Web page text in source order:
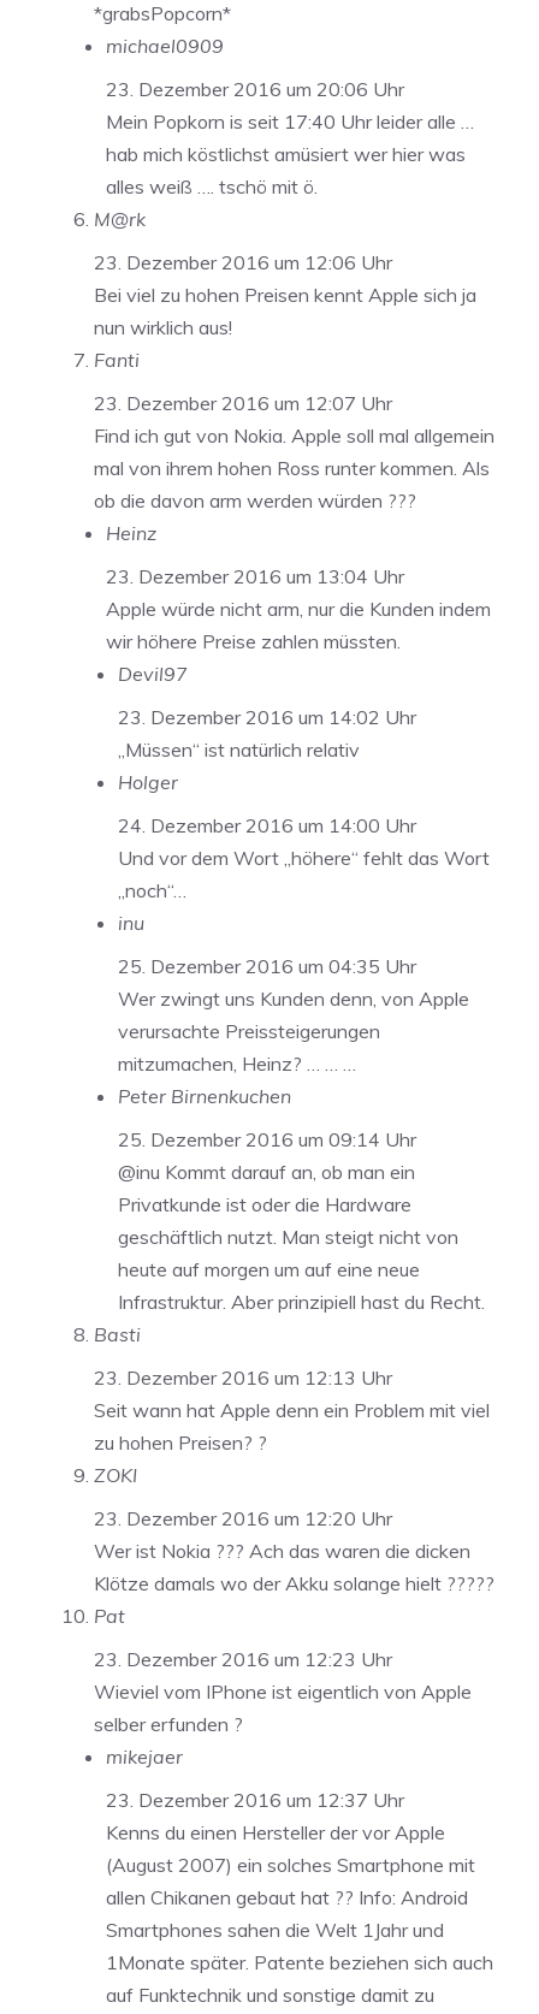
*grabsPopcorn*
michael0909
23. Dezember 2016 um 20:06 Uhr
Mein Popkorn is seit 17:40 Uhr leider alle …
hab mich köstlichst amüsiert wer hier was
alles weiß …. tschö mit ö.
M@rk
23. Dezember 2016 um 12:06 Uhr
Bei viel zu hohen Preisen kennt Apple sich ja
nun wirklich aus!
Fanti
23. Dezember 2016 um 12:07 Uhr
Find ich gut von Nokia. Apple soll mal allgemein
mal von ihrem hohen Ross runter kommen. Als
ob die davon arm werden würden ???
Heinz
23. Dezember 2016 um 13:04 Uhr
Apple würde nicht arm, nur die Kunden indem
wir höhere Preise zahlen müssten.
Devil97
23. Dezember 2016 um 14:02 Uhr
„Müssen“ ist natürlich relativ
Holger
24. Dezember 2016 um 14:00 Uhr
Und vor dem Wort „höhere“ fehlt das Wort
„noch“…
inu
25. Dezember 2016 um 04:35 Uhr
Wer zwingt uns Kunden denn, von Apple
verursachte Preissteigerungen
mitzumachen, Heinz? … … …
Peter Birnenkuchen
25. Dezember 2016 um 09:14 Uhr
@inu Kommt darauf an, ob man ein
Privatkunde ist oder die Hardware
geschäftlich nutzt. Man steigt nicht von
heute auf morgen um auf eine neue
Infrastruktur. Aber prinzipiell hast du Recht.
Basti
23. Dezember 2016 um 12:13 Uhr
Seit wann hat Apple denn ein Problem mit viel
zu hohen Preisen? ?
ZOKI
23. Dezember 2016 um 12:20 Uhr
Wer ist Nokia ??? Ach das waren die dicken
Klötze damals wo der Akku solange hielt ?????
Pat
23. Dezember 2016 um 12:23 Uhr
Wieviel vom IPhone ist eigentlich von Apple
selber erfunden ?
mikejaer
23. Dezember 2016 um 12:37 Uhr
Kenns du einen Hersteller der vor Apple
(August 2007) ein solches Smartphone mit
allen Chikanen gebaut hat ?? Info: Android
Smartphones sahen die Welt 1Jahr und
1Monate später. Patente beziehen sich auch
auf Funktechnik und sonstige damit zu